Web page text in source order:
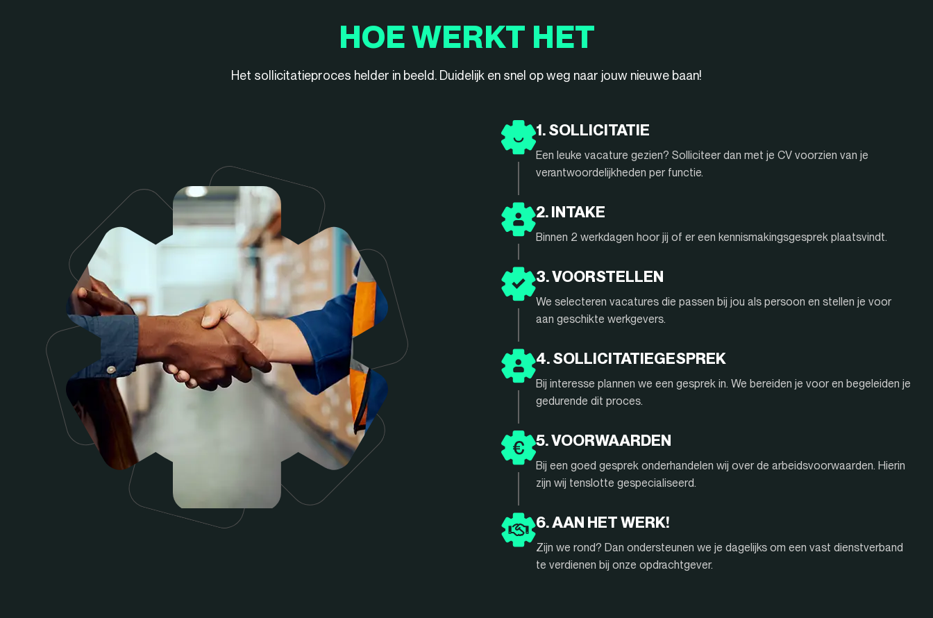
HOE WERKT HET
Het sollicitatieproces helder in beeld. Duidelijk en snel op weg naar jouw nieuwe baan!
1. SOLLICITATIE
Een leuke vacature gezien? Solliciteer dan met je CV voorzien van je
verantwoordelijkheden per functie.
2. INTAKE
Binnen 2 werkdagen hoor jij of er een kennismakingsgesprek plaatsvindt.
3. VOORSTELLEN
We selecteren vacatures die passen bij jou als persoon en stellen je voor
aan geschikte werkgevers.
4. SOLLICITATIEGESPREK
Bij interesse plannen we een gesprek in. We bereiden je voor en begeleiden je
gedurende dit proces.
5. VOORWAARDEN
Bij een goed gesprek onderhandelen wij over de arbeidsvoorwaarden. Hierin
zijn wij tenslotte gespecialiseerd.
6. AAN HET WERK!
Zijn we rond? Dan ondersteunen we je dagelijks om een vast dienstverband
te verdienen bij onze opdrachtgever.